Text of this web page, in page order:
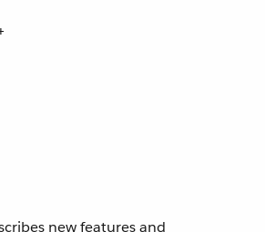
new features and